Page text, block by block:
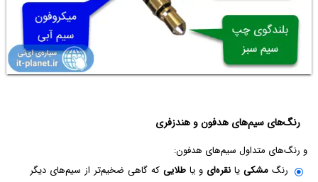
رنگ‌های سیم‌های هدفون و هندزفری
و رنگ‌های متداول سیم‌های هدفون:
رنگ مشکی یا نقره‌ای و یا طلایی که گاهی ضخیم‌تر از سیم‌های دیگر